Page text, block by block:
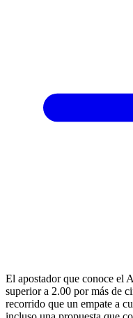
El apostador que conoce el
superior a 2.00 por más de
recorrido que un empate a